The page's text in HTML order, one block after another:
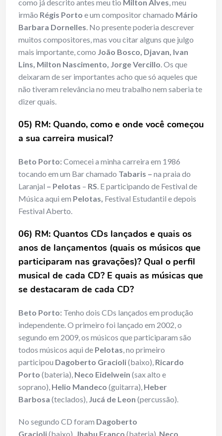
como já descrito antes meu tio Milton Alves, meu
irmão Régis Porto e um compositor chamado Mário
Barbara Dornelles. No presente poderia descrever
muitos compositores, mas vou citar alguns que julgo
mais importante, como João Bosco, Djavan, Ivan
Lins, Milton Nascimento, Jorge Vercillo. Os que
deixaram de ser importantes acho que só aqueles que
não tiveram relevância no meu trabalho nem saberia te
dizer quais.
05) RM: Quando, como e onde você começou
a sua carreira musical?
Beto Porto:Comecei a minha carreira em 1986
tocando em um Bar chamado Tabaris – na praia do
Laranjal – Pelotas – RS. E participando de Festival de
Música aqui em Pelotas, Festival Estudantil e depois
Festival Aberto.
06) RM: Quantos CDs lançados e quais os
anos de lançamentos (quais os músicos que
participaram nas gravações)? Qual o perfil
musical de cada CD? E quais as músicas que
se destacaram de cada CD?
Beto Porto: Tenho dois CDs lançados em produção
independente. O primeiro foi lançado em 2002, o
segundo em 2009, os músicos que participaram são
todos músicos aqui de Pelotas, no primeiro
participou Dagoberto Gracioli(baixo), Ricardo
Porto (bateria), Neco Eidelwein (sax alto e
soprano), Helio Mandeco (guitarra), Heber
Barbosa (teclados), Jucá de Leon (percussão).
No segundo CD foram Dagoberto
Gracioli(baixo), Jhabu Franco (bateria), Neco